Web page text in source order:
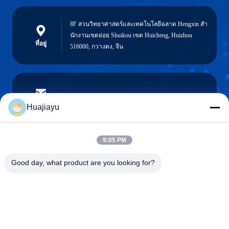
ที่อยู่
8F สวนวิทยาศาสตร์และเทคโนโลยีฉลาด Hengxin สํา
นักงานเขตย่อย Shuikou เขต Huicheng, Huizhou
516000, กวางดง, จีน
อีเมล
โทรศัพท์
Huajiayu
9:05 PM
Good day, what product are you looking for?